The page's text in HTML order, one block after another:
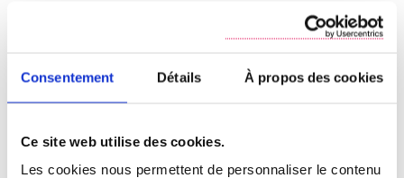
Consentement Détails À propos des cookies
Ce site web utilise des cookies.
Les cookies nous permettent de personnaliser le contenu